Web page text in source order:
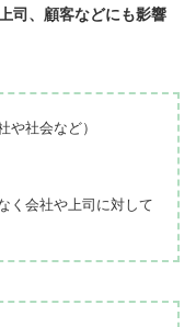
司、顧客などにも影響
や社会など）
く会社や上司に対して